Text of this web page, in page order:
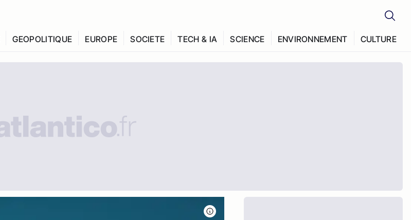
GEOPOLITIQUE EUROPE SOCIETE TECH & IA SCIENCE ENVIRONNEMENT CULTURE